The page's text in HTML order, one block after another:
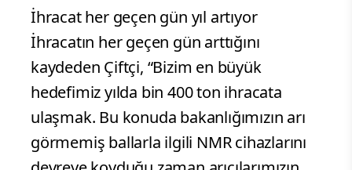
İhracat her geçen gün yıl artıyor
İhracatın her geçen gün arttığını
kaydeden Çiftçi, “Bizim en büyük
hedefimiz yılda bin 400 ton ihracata
ulaşmak. Bu konuda bakanlığımızın arı
görmemiş ballarla ilgili NMR cihazlarını